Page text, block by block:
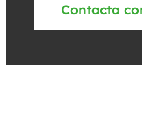
Contacta